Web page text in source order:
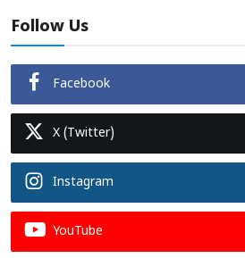
Follow Us
Facebook
X (Twitter)
Instagram
YouTube